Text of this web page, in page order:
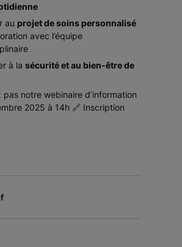
au projet de soins personnalisé
avec l’équipe
à la sécurité et au bien-être de
pas notre webinaire d’information
2025 à 14h 🔗 Inscription